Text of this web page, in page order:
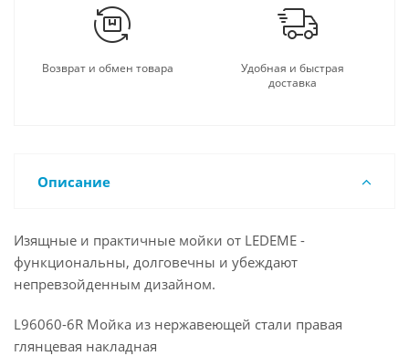
Возврат и обмен товара
Удобная и быстрая
доставка
Описание
Изящные и практичные мойки от LEDEME -
функциональны, долговечны и убеждают
непревзойденным дизайном.
L96060-6R Мойка из нержавеющей стали правая
глянцевая накладная